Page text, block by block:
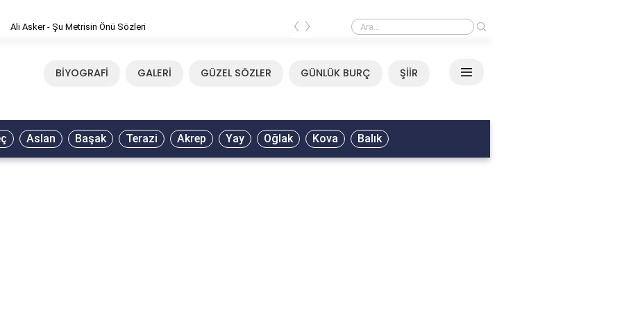
- Şu Metrisin Önü Sözleri Mirkelam - Tavla Sözleri
‹ ›
BİYOGRAFİ GALERİ GÜZEL SÖZLER GÜNLÜK BURÇ ŞİİR
Aslan Başak Terazi Akrep Yay Oğlak Kova Balık